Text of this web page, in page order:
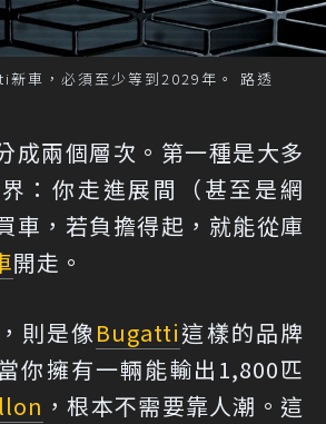
車，必須至少等到2029年。 路透
成兩個層次。第一種是大多
：你走進展間（甚至是網
車，若負擔得起，就能從庫
開走。
則是像Bugatti這樣的品牌
你擁有一輛能輸出1,800匹
，根本不需要靠人潮。這